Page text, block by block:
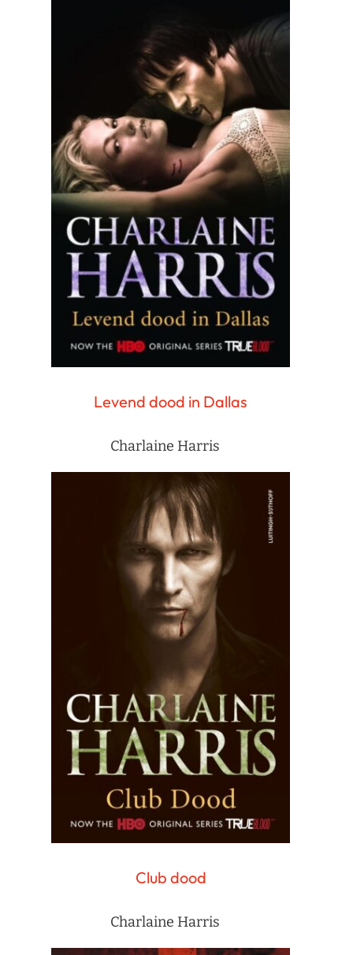
Levend dood in Dallas
Charlaine Harris
Club dood
Charlaine Harris